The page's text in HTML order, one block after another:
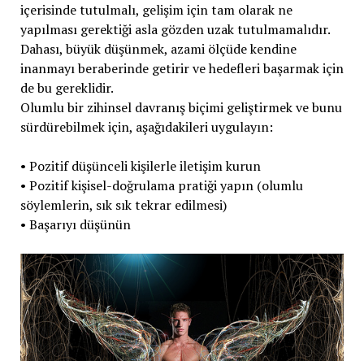
içerisinde tutulmalı, gelişim için tam olarak ne
yapılması gerektiği asla gözden uzak tutulmamalıdır.
Dahası, büyük düşünmek, azami ölçüde kendine
inanmayı beraberinde getirir ve hedefleri başarmak için
de bu gereklidir.
Olumlu bir zihinsel davranış biçimi geliştirmek ve bunu
sürdürebilmek için, aşağıdakileri uygulayın:
• Pozitif düşünceli kişilerle iletişim kurun
• Pozitif kişisel-doğrulama pratiği yapın (olumlu
söylemlerin, sık sık tekrar edilmesi)
• Başarıyı düşünün